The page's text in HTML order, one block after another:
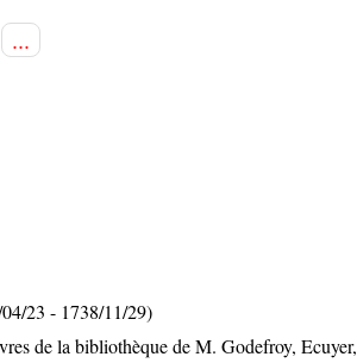
...
23 - 1738/11/29)
de la bibliothèque de M. Godefroy,